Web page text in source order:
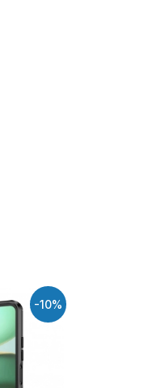
-10%